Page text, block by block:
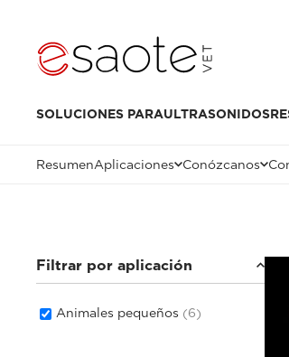
SOLUCIONES PARAULTRASONIDOS
ResumenAplicaciones Conózcanos
Filtrar por aplicación
Animales pequeños (6)